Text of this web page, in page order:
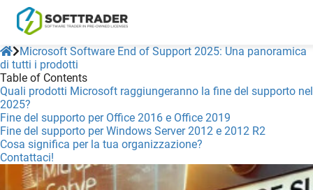
Microsoft Software End of Support 2025: Una panoramica
di tutti i prodotti
Table of Contents
Quali prodotti Microsoft raggiungeranno la fine del supporto nel
2025?
Fine del supporto per Office 2016 e Office 2019
Fine del supporto per Windows Server 2012 e 2012 R2
Cosa significa per la tua organizzazione?
Contattaci!